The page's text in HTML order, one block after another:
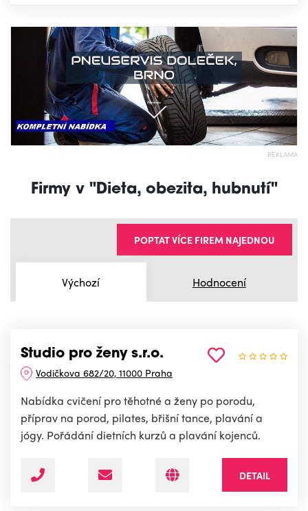
REKLAMA
Firmy v "Dieta, obezita, hubnutí"
Výchozí Hodnocení
POPTAT VÍCE FIREM NAJEDNOU
Studio pro ženy s.r.o.
Vodičkova 682/20, 11000 Praha
Nabídka cvičení pro těhotné a ženy po porodu,
příprav na porod, pilates, břišní tance, plavání a
jógy. Pořádání dietních kurzů a plavání kojenců.
DETAIL